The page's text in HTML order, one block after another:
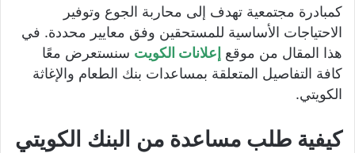
كمبادرة مجتمعية تهدف إلى محاربة الجوع وتوفير
الاحتياجات الأساسية للمستحقين وفق معايير محددة. في
هذا المقال من موقع إعلانات الكويت سنستعرض معًا
كافة التفاصيل المتعلقة بمساعدات بنك الطعام والإغاثة
الكويتي.
كيفية طلب مساعدة من البنك الكويتي